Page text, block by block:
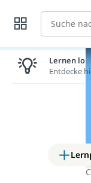
Suche
Lernen
Entdecke